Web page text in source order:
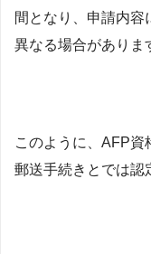
間となり、申請内容
異なる場合がありま
このように、AFP資
郵送手続きとでは認